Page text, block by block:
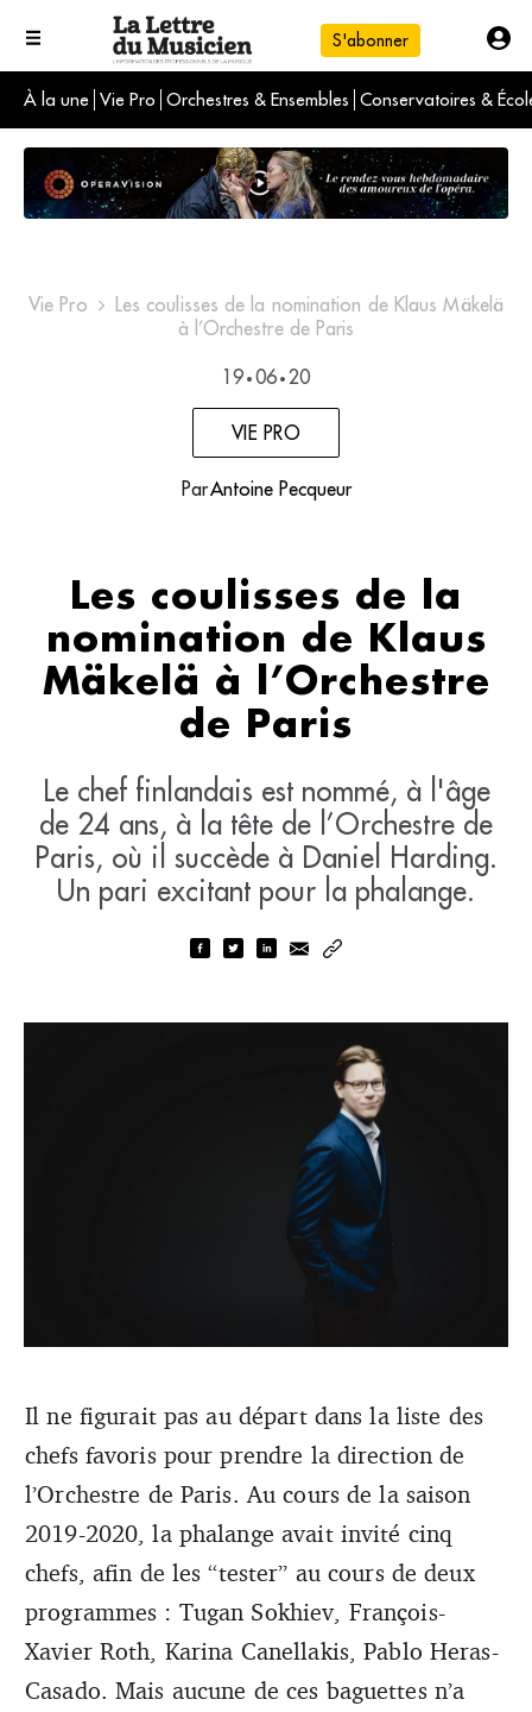
S'abonner
À la une Vie Pro Orchestres & Ensembles Conservatoires &
L'info du jour
Le numéro du mois
International
Vie Pro
Les coulisses de la nomination de Klaus Mäkelä
à l’Orchestre de Paris
19 • 06 • 20
VIE PRO
ParAntoine Pecqueur
Les coulisses de la
nomination de Klaus
Mäkelä à l’Orchestre
de Paris
Le chef finlandais est nommé, à l'âge
de 24 ans, à la tête de l’Orchestre de
Paris, où il succède à Daniel Harding.
Un pari excitant pour la phalange.
Klaus Mäkelä prend, à 24 ans, la direction de l'Orchestre
de Paris. (Marco Borggreve)
Il ne figurait pas au départ dans la liste des
chefs favoris pour prendre la direction de
l’Orchestre de Paris. Au cours de la saison
2019-2020, la phalange avait invité cinq
chefs, afin de les “tester” au cours de deux
programmes : Tugan Sokhiev, François-
Xavier Roth, Karina Canellakis, Pablo Heras-
Casado. Mais aucune de ces baguettes n’a